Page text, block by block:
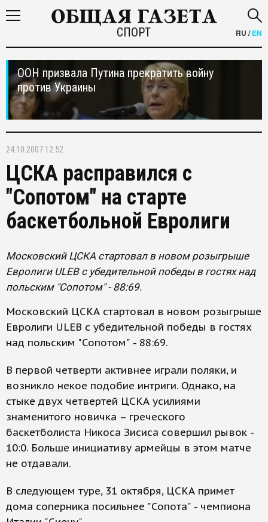
СПОРТ RU /EN
ООН призвала Путина прекратить войну
против Украины
24.10.2007 12:52
ЦСКА расправился с
"Сопотом" на старте
баскетбольной Евролиги
Московский ЦСКА стартовал в новом розыгрыше
Евролиги ULEB с убедительной победы в гостях над
польским "Сопотом" - 88:69.
Московский ЦСКА стартовал в новом розыгрыше
Евролиги ULEB с убедительной победы в гостях
над польским "Сопотом" - 88:69.
В первой четверти активнее играли поляки, и
возникло некое подобие интриги. Однако, на
стыке двух четвертей ЦСКА усилиями
знаменитого новичка – греческого
баскетболиста Никоса Зисиса совершил рывок -
10:0. Больше инициативу армейцы в этом матче
не отдавали.
В следующем туре, 31 октября, ЦСКА примет
дома соперника посильнее "Сопота" - чемпиона